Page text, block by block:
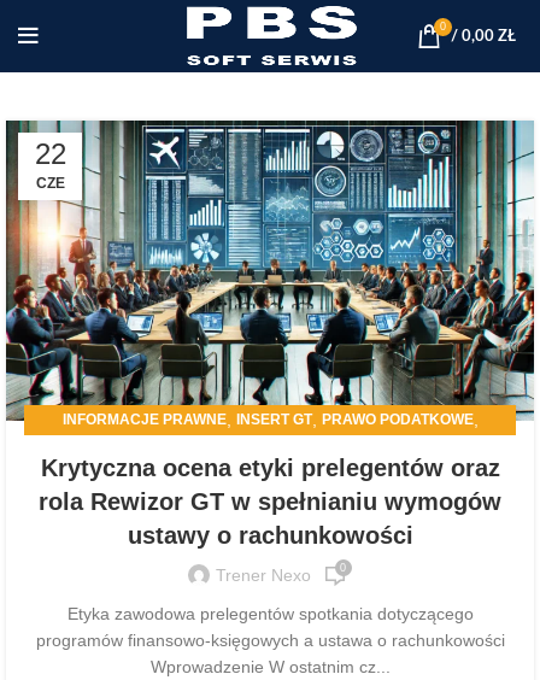
0
/ 0,00 ZŁ
22
CZE
INFORMACJE PRAWNE, INSERT GT, PRAWO PODATKOWE,
Krytyczna ocena etyki prelegentów oraz
rola Rewizor GT w spełnianiu wymogów
ustawy o rachunkowości
Trener Nexo 0
Etyka zawodowa prelegentów spotkania dotyczącego
programów finansowo-księgowych a ustawa o rachunkowości
Wprowadzenie W ostatnim cz...